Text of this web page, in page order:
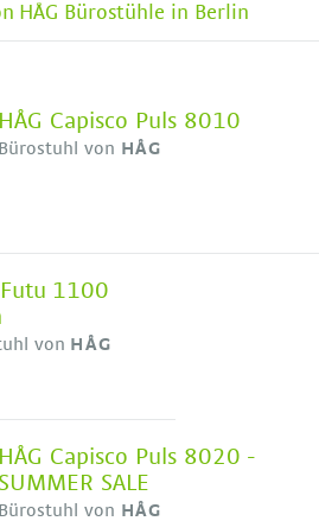
HÅG Bürostühle in Berlin
HÅG Capisco Puls 8010
Bürostuhl von HÅG
Futu 1100
von HÅG
HÅG Capisco Puls 8020 -
SUMMER SALE
Bürostuhl von HÅG